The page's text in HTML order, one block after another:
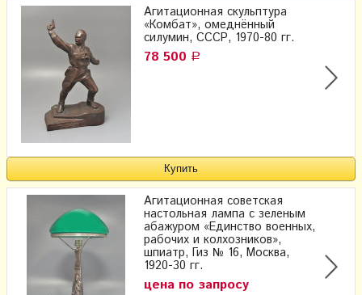
Агитационная скульптура
«Комбат», омеднённый
силумин, СССР, 1970-80 гг.
78 500 Р
Агитационная советская
настольная лампа с зеленым
абажуром «Единство военных,
рабочих и колхозников»,
шпиатр, Гиз № 16, Москва,
1920-30 гг.
цена по запросу